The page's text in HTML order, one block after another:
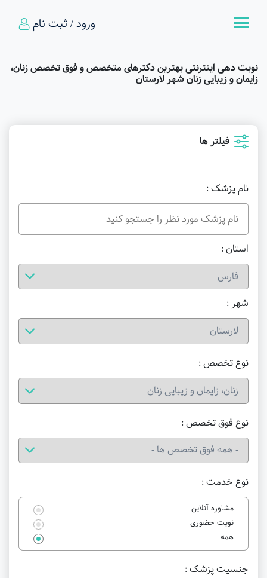
ورود / ثبت نام
نوبت دهی اینترنتی بهترین دکترهای متخصص و فوق تخصص زنان،
زایمان و زیبایی زنان شهر لارستان
فیلتر ها
نام پزشک :
استان :
شهر :
نوع خدمت :
مشاوره آنلاین
نوبت حضوری
همه
نوع تخصص :
نوع فوق تخصص :
جنسیت پزشک :